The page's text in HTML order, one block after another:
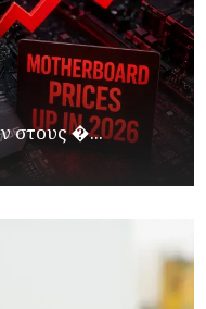
στους �...